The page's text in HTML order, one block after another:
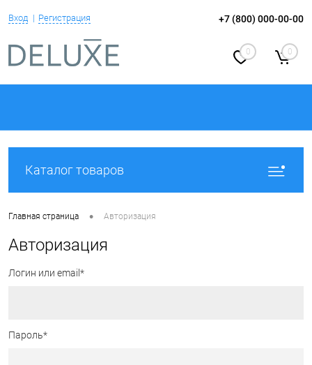
Вход Регистрация +7 (800) 000-00-00
0 0
Каталог товаров
Главная страница • Авторизация
Авторизация
Логин или email*
Пароль*